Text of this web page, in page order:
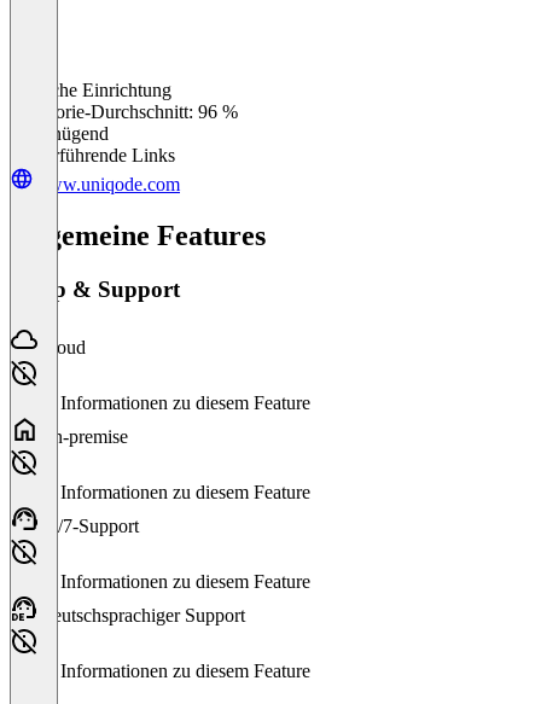
Einfache Einrichtung
Kategorie-Durchschnitt: 96 %
Ungenügend
Weiterführende Links
www.uniqode.com
Allgemeine Features
Setup & Support
Cloud
Keine Informationen zu diesem Feature
On-premise
Keine Informationen zu diesem Feature
24/7-Support
Keine Informationen zu diesem Feature
Deutschsprachiger Support
Keine Informationen zu diesem Feature